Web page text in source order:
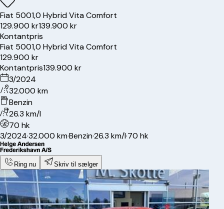
Fiat 5001,0 Hybrid Vita Comfort
129.900 kr139.900 kr
Kontantpris
Fiat 5001,0 Hybrid Vita Comfort
129.900 kr
Kontantpris139.900 kr
3/2024
32.000 km
Benzin
26.3 km/l
70 hk
3/2024·32.000 km·Benzin·26.3 km/l·70 hk
Ring nu Skriv til sælger